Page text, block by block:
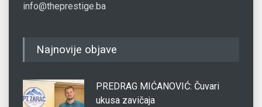
info@theprestige.ba
Najnovije objave
PREDRAG MIĆANOVIĆ: Čuvari
ukusa zavičaja